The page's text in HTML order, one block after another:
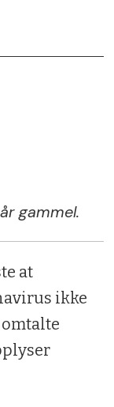
gammel.
at
ikke